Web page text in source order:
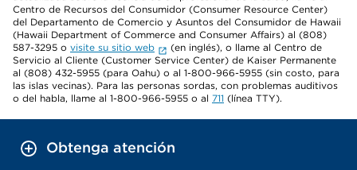
Centro de Recursos del Consumidor (Consumer Resource Center)
del Departamento de Comercio y Asuntos del Consumidor de Hawaii
(Hawaii Department of Commerce and Consumer Affairs) al (808)
587-3295 o visite su sitio web
(en inglés), o llame al Centro de
Servicio al Cliente (Customer Service Center) de Kaiser Permanente
al (808) 432-5955 (para Oahu) o al 1-800-966-5955 (sin costo, para
las islas vecinas). Para las personas sordas, con problemas auditivos
o del habla, llame al 1-800-966-5955 o al 711 (línea TTY).
Obtenga atención